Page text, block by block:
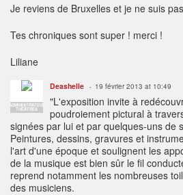
Je reviens de Bruxelles et je ne suis
Tes chroniques sont super ! merci !
Liliane
ADMINISTRATEUR
THÉÂTRES
Deashelle 19 février 2013 at 10:49
"L'exposition invite à
poudroiement pictural à
signées par lui et par quelques-uns de
Peintures, dessins, gravures et
l'art d'une époque et soulignent les
de la musique est bien sûr le fil
reprend notamment les nombreuses
des musiciens.